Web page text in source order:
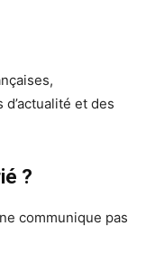
et des
?
communique pas